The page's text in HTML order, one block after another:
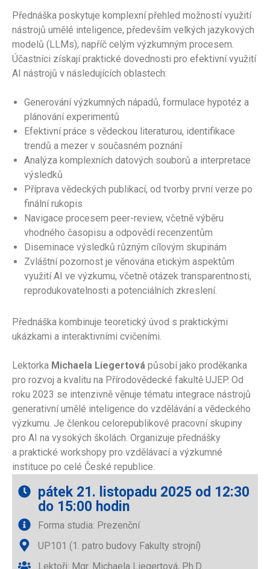
Přednáška poskytuje komplexní přehled možností využití
nástrojů umělé inteligence, především velkých jazykových
modelů (LLMs), napříč celým výzkumným procesem.
Účastníci získají praktické dovednosti pro efektivní využití
AI nástrojů v následujících oblastech:
Generování výzkumných nápadů, formulace hypotéz a
plánování experimentů
Efektivní práce s vědeckou literaturou, identifikace
trendů a mezer v současném poznání
Analýza komplexních datových souborů a interpretace
výsledků
Příprava vědeckých publikací, od tvorby první verze po
finální rukopis
Navigace procesem peer-review, včetně výběru
vhodného časopisu a odpovědí recenzentům
Diseminace výsledků různým cílovým skupinám
Zvláštní pozornost je věnována etickým aspektům
využití AI ve výzkumu, včetně otázek transparentnosti,
reprodukovatelnosti a potenciálních zkreslení.
Přednáška kombinuje teoretický úvod s praktickými
ukázkami a interaktivními cvičeními.
Lektorka Michaela Liegertová působí jako proděkanka
pro rozvoj a kvalitu na Přírodovědecké fakultě UJEP. Od
roku 2023 se intenzivně věnuje tématu integrace nástrojů
generativní umělé inteligence do vzdělávání a vědeckého
výzkumu. Je členkou celorepublikové pracovní skupiny
pro AI na vysokých školách. Organizuje přednášky
a praktické workshopy pro vzdělávací a výzkumné
instituce po celé České republice.
pátek 21. listopadu 2025 od 12:30
do 15:00 hodin
Forma studia: Prezenční
UP101 (1. patro budovy Fakulty strojní)
Lektoři: Mgr. Michaela Liegertová, Ph.D.